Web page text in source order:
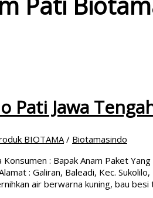
Pati Jawa
BIOTAMA/ Biotamasindo
: Bapak Anam Paket
: Galiran, Baleadi, Kec.
air berwarna kuning, bau